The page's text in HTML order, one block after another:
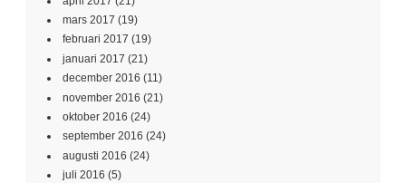
mars 2017 (19)
februari 2017 (19)
januari 2017 (21)
december 2016 (11)
november 2016 (21)
oktober 2016 (24)
september 2016 (24)
augusti 2016 (24)
juli 2016 (5)